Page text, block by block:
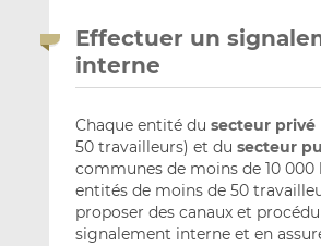
Effectuer un
interne
Chaque entité du secteur privé
50 travailleurs) et du secteur
communes de moins de 10 000
entités de moins de 50
proposer des canaux et
signalement interne et en